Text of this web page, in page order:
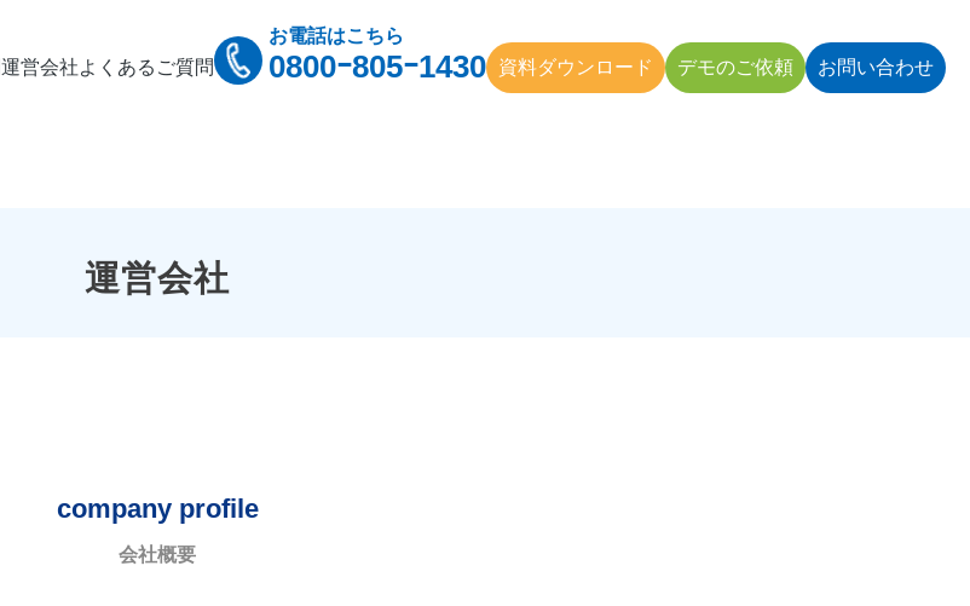
運営会社よくあるご質問
お電話はこちら
0800ｰ805ｰ1430 資料ダウンロード デモのご依頼 お問い合わせ
運営会社
company profile
会社概要